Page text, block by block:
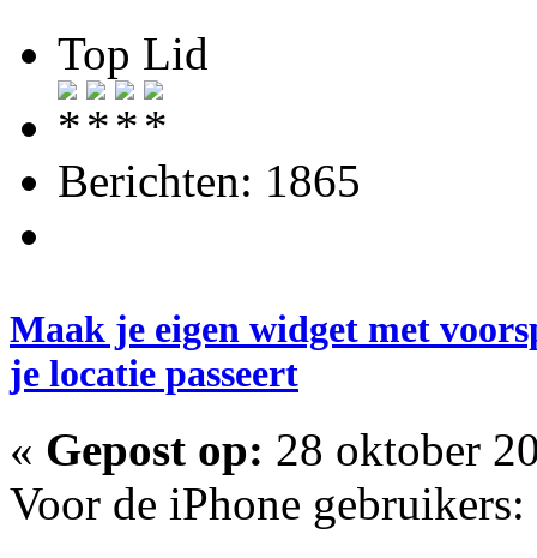
Top Lid
Berichten: 1865
Maak je eigen widget met
je locatie passeert
« Gepost op: 28 oktober
Voor de iPhone gebruikers: